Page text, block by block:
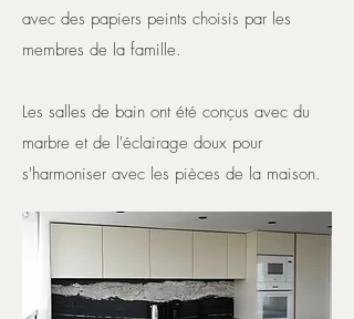
avec des papiers peints choisis par les
membres de la famille.
Les salles de bain ont été conçus avec du
marbre et de l'éclairage doux pour
s'harmoniser avec les pièces de la maison.